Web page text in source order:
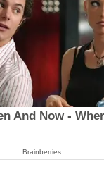
And Now -
Brainberries